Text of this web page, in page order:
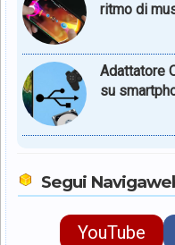
ritmo di
Adattatore
su
Segui
YouTube